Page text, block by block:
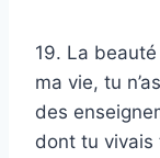
19. La
ma vie, tu
des
dont tu vivais